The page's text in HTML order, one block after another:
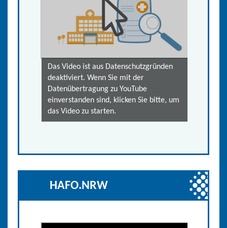
Das Video ist aus Datenschutzgründen
deaktiviert. Wenn Sie mit der
Datenübertragung zu YouTube
einverstanden sind, klicken Sie bitte, um
das Video zu starten.
HAFO.NRW